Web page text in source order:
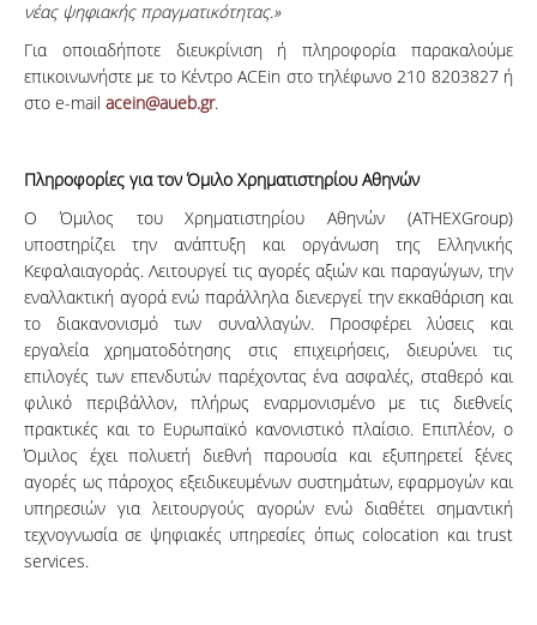
νέας ψηφιακής πραγματικότητας.»
Για οποιαδήποτε διευκρίνιση ή πληροφορία παρακαλούμε
επικοινωνήστε με το Κέντρο ACEin στο τηλέφωνο 210 8203827 ή
στο e-mail acein@aueb.gr.
Πληροφορίες για τον Όμιλο Χρηματιστηρίου Αθηνών
Ο Όμιλος του Χρηματιστηρίου Αθηνών (ATHEXGroup)
υποστηρίζει την ανάπτυξη και οργάνωση της Ελληνικής
Κεφαλαιαγοράς. Λειτουργεί τις αγορές αξιών και παραγώγων, την
εναλλακτική αγορά ενώ παράλληλα διενεργεί την εκκαθάριση και
το διακανονισμό των συναλλαγών. Προσφέρει λύσεις και
εργαλεία χρηματοδότησης στις επιχειρήσεις, διευρύνει τις
επιλογές των επενδυτών παρέχοντας ένα ασφαλές, σταθερό και
φιλικό περιβάλλον, πλήρως εναρμονισμένο με τις διεθνείς
πρακτικές και το Ευρωπαϊκό κανονιστικό πλαίσιο. Επιπλέον, ο
Όμιλος έχει πολυετή διεθνή παρουσία και εξυπηρετεί ξένες
αγορές ως πάροχος εξειδικευμένων συστημάτων, εφαρμογών και
υπηρεσιών για λειτουργούς αγορών ενώ διαθέτει σημαντική
τεχνογνωσία σε ψηφιακές υπηρεσίες όπως colocation και trust
services.